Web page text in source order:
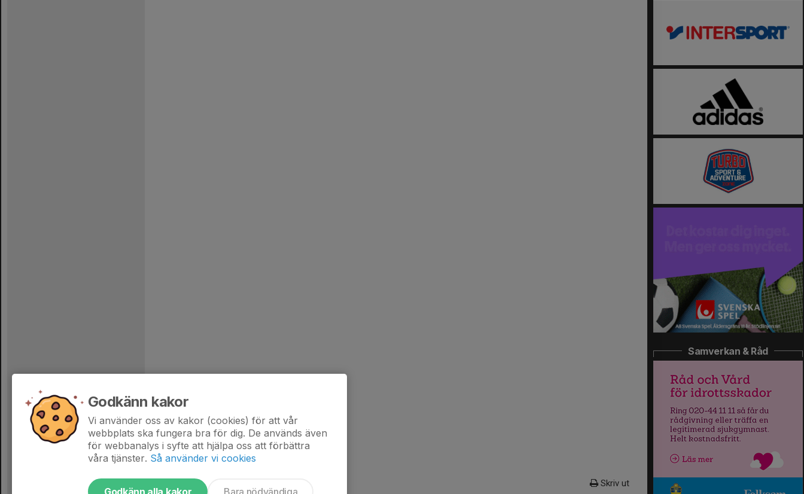
Skriv ut
Samverkan & Råd
Godkänn kakor
Vi använder oss av kakor (cookies) för att vår
webbplats ska fungera bra för dig. De används även
för webbanalys i syfte att hjälpa oss att förbättra
våra tjänster. Så använder vi cookies
Godkänn alla kakor Bara nödvändiga